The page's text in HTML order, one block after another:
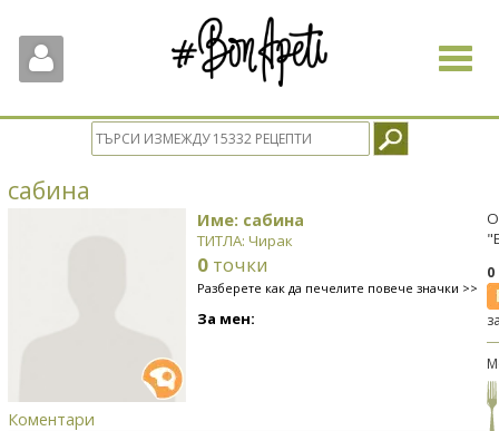
Toggle
сабина
Име: сабина
ТИТЛА: Чирак
0 точки
Разберете как да печелите повече значки >>
За мен:
Коментари